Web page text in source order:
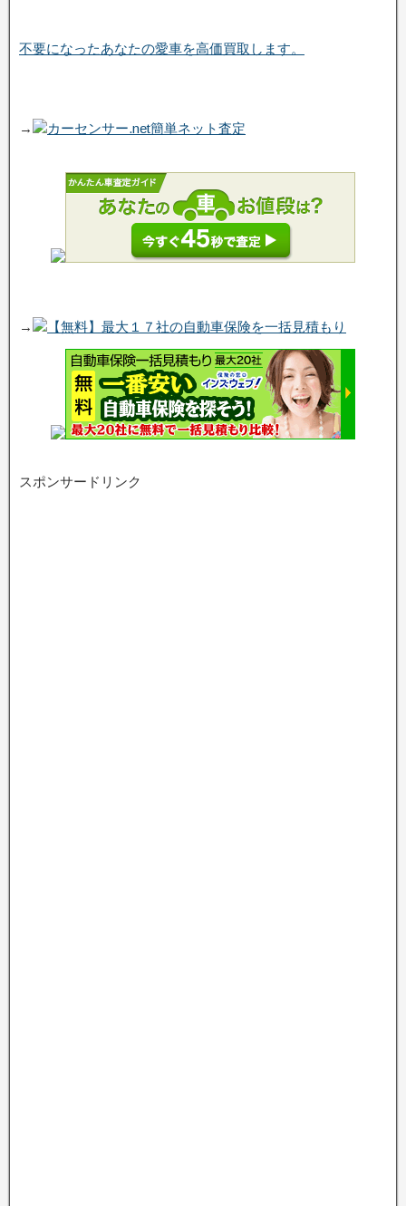
不要になったあなたの愛車を高価買取します。
→ カーセンサー.net簡単ネット査定
→ 【無料】最大１７社の自動車保険を一括見積もり
スポンサードリンク